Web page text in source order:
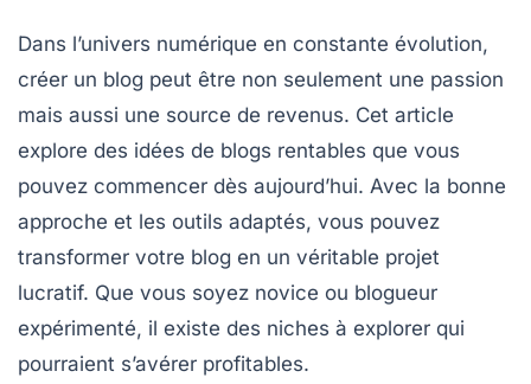
Dans l’univers numérique en constante évolution,
créer un blog peut être non seulement une passion
mais aussi une source de revenus. Cet article
explore des idées de blogs rentables que vous
pouvez commencer dès aujourd’hui. Avec la bonne
approche et les outils adaptés, vous pouvez
transformer votre blog en un véritable projet
lucratif. Que vous soyez novice ou blogueur
expérimenté, il existe des niches à explorer qui
pourraient s’avérer profitables.